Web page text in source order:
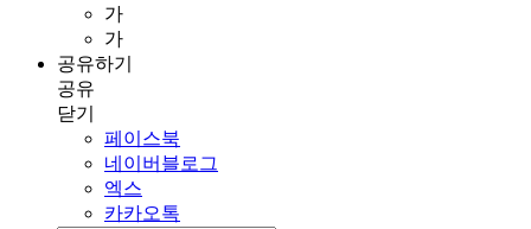
가
가
공유하기
공유
닫기
페이스북
네이버블로그
엑스
카카오톡